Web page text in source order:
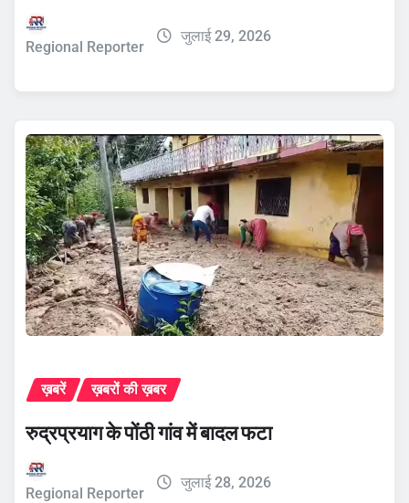
Regional Reporter
जुलाई 29, 2026
ख़बरें ख़बरों की ख़बर
रुद्रप्रयाग के पोंठी गांव में बादल फटा
Regional Reporter
जुलाई 28, 2026